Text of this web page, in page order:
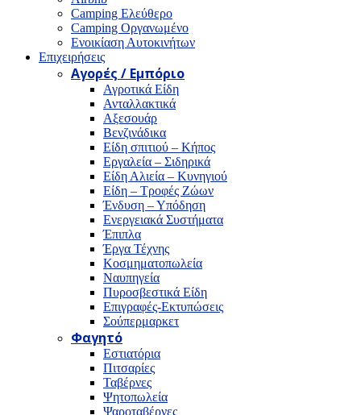
Camping Ελεύθερο
Camping Οργανωμένο
Ενοικίαση Αυτοκινήτων
Επιχειρήσεις
Αγορές / Εμπόριο
Αγροτικά Είδη
Ανταλλακτικά
Αξεσουάρ
Βενζινάδικα
Είδη σπιτιού – Κήπος
Εργαλεία – Σιδηρικά
Είδη Αλιεία – Κυνηγιού
Είδη – Τροφές Ζώων
Ένδυση – Υπόδηση
Ενεργειακά Συστήματα
Έπιπλα
Έργα Τέχνης
Κοσμηματοπωλεία
Ναυπηγεία
Πυροσβεστικά Είδη
Επιγραφές-Εκτυπώσεις
Σούπερμαρκετ
Φαγητό
Εστιατόρια
Πιτσαρίες
Ταβέρνες
Ψητοπωλεία
Ψαροταβέρνες